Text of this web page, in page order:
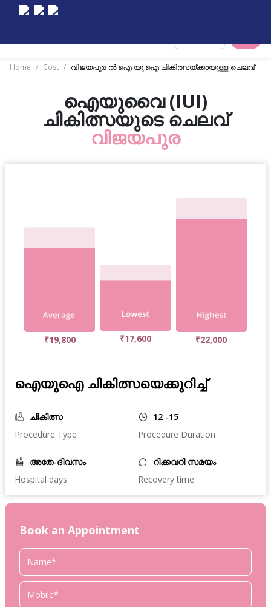
Home / Cost / വിജയപുര ൽ ഐ യു ഐ ചികിത്സയ്ക്കായുള്ള ചെലവ്
ഐയുവൈ (IUI)
ചികിത്സയുടെ ചെലവ്
വിജയപുര
₹19,800 ₹17,600 ₹22,000
ഐയുഐ ചികിത്സയെക്കുറിച്ച്
ചികിത്സ
Procedure Type
12 -15
Procedure Duration
അതേ-ദിവസം
Hospital days
റിക്കവറി സമയം
Recovery time
Book an Appointment